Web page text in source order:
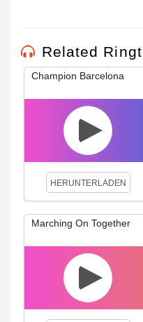
Related
Champion Barcelona
HERUNTERLADEN
Marching On Together